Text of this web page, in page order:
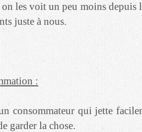
les voit un peu moins depuis
juste à nous.
:
consommateur qui jette
garder la chose.